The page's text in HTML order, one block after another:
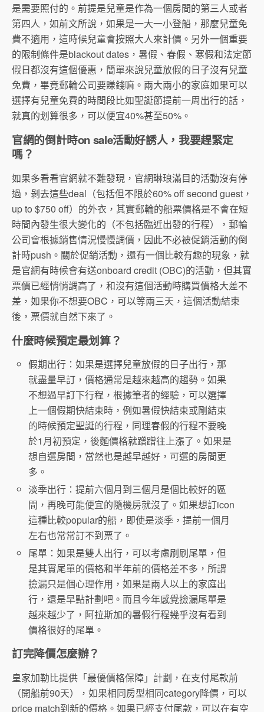
是需要照付的。前提是兒童是作為一個房間的第三人或者
第四人，如前文所說，如果是一大一小登船，那麼兒童免
費不適用，這時候兒童會按照大人來計價。另外一個重要
的限制條件是blackout dates，暑假、春假、寒假和法定節
假日都沒有這個優惠，簡單來說兒童放假的日子沒有兒童
免費，畢竟郵輪公司要賺錢嘛。兩大兩小的家庭如果可以
選擇有兒童免費的時間段比如聖誕節提前一周出行的話，
就真的划算很多，可以便宜40%甚至50%。
官網的倒計時on sale活動好誘人，我要趕緊定
嗎？
如果多看看官網就不難發現，官網琳琅滿目的活動沒有停
過，剝去這些deal（包括但不限於60% off second guest，
up to $750 off）的外衣，其實郵輪的船票價格是不會在短
時間內發生很大變化的（不包括臨近出發的行程），郵輪
公司會根據銷售情況慢慢調價，因此不必被促銷活動的倒
計時push。關於促銷活動，還有一個比較有趣的現象，就
是官網有時候會有送onboard credit (OBC)的活動，但其實
票價已經悄悄調高了，和沒有這個活動時購買價格大差不
差，如果你不想要OBC，可以等兩三天，這個活動結束
後，票價就自然下來了。
什麼時候預定最划算？
假期出行：如果是選擇兒童放假的日子出行，那
就盡量早訂，價格通常是越來越高的趨勢。如果
不想過早訂下行程，根據筆者的經驗，可以選擇
上一個假期快結束時，例如暑假快結束或剛結束
的時候預定聖誕的行程，同理春假的行程不要晚
於1月初預定，後麵價格就蹭蹭往上漲了。如果是
想自選房間，當然也是越早越好，可選的房間更
多。
淡季出行：提前六個月到三個月是個比較好的區
間，再晚可能便宜的隨機房就沒了。如果想訂icon
這種比較popular的船，即使是淡季，提前一個月
左右也常常訂不到票了。
尾單：如果是雙人出行，可以考慮刷刷尾單，但
是其實尾單的價格和半年前的價格差不多，所謂
撿漏只是個心理作用，如果是兩人以上的家庭出
行，還是早點計劃吧。而且今年感覺撿漏尾單是
越來越少了，阿拉斯加的暑假行程幾乎沒有看到
價格很好的尾單。
訂完降價怎麼辦？
皇家加勒比提供「最優價格保障」計劃，在支付尾款前
（開船前90天），如果相同房型相同category降價，可以
price match到新的價格。如果已經支付尾款，可以在有空